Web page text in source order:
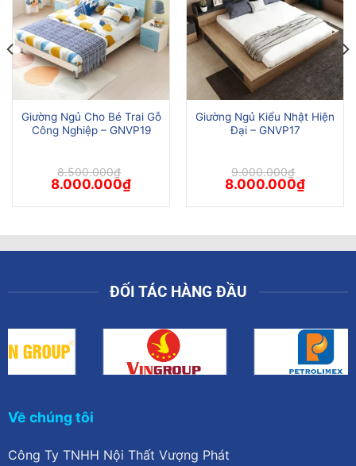
Giường Ngủ Cho Bé Trai Gỗ
Công Nghiệp – GNVP19
8.500.000₫
Giá
gốc
là:
8.000.000₫Giá
tại
Giường Ngủ Kiểu Nhật Hiện
Đại – GNVP17
9.000.000₫
Giá
gốc
là:
8.000.000₫Giá
tại
ĐỐI TÁC HÀNG ĐẦU
Về chúng tôi
Công Ty TNHH Nội Thất Vượng Phát